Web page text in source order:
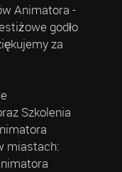
Animatora -
godło
za
Szkolenia
miastach: